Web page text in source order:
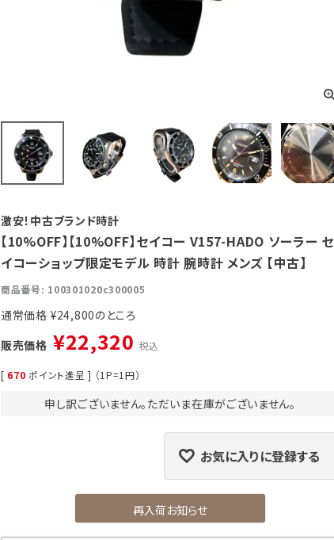
激安！中古ブランド時計
【10%OFF】【10%OFF】セイコー V157-HADO ソーラー セ
イコーショップ限定モデル 時計 腕時計 メンズ 【中古】
商品番号 100301020c300005
通常価格 ¥24,800
販売価格 ¥22,320 税込
[ 670 ポイント進呈 ] （1P=1円）
申し訳ございません。ただいま在庫がございません。
お気に入りに登録する
再入荷お知らせ